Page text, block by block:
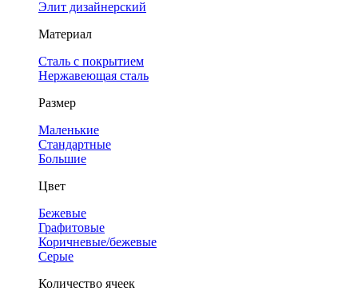
Элит дизайнерский
Материал
Сталь с покрытием
Нержавеющая сталь
Размер
Маленькие
Стандартные
Большие
Цвет
Бежевые
Графитовые
Коричневые/бежевые
Серые
Количество ячеек